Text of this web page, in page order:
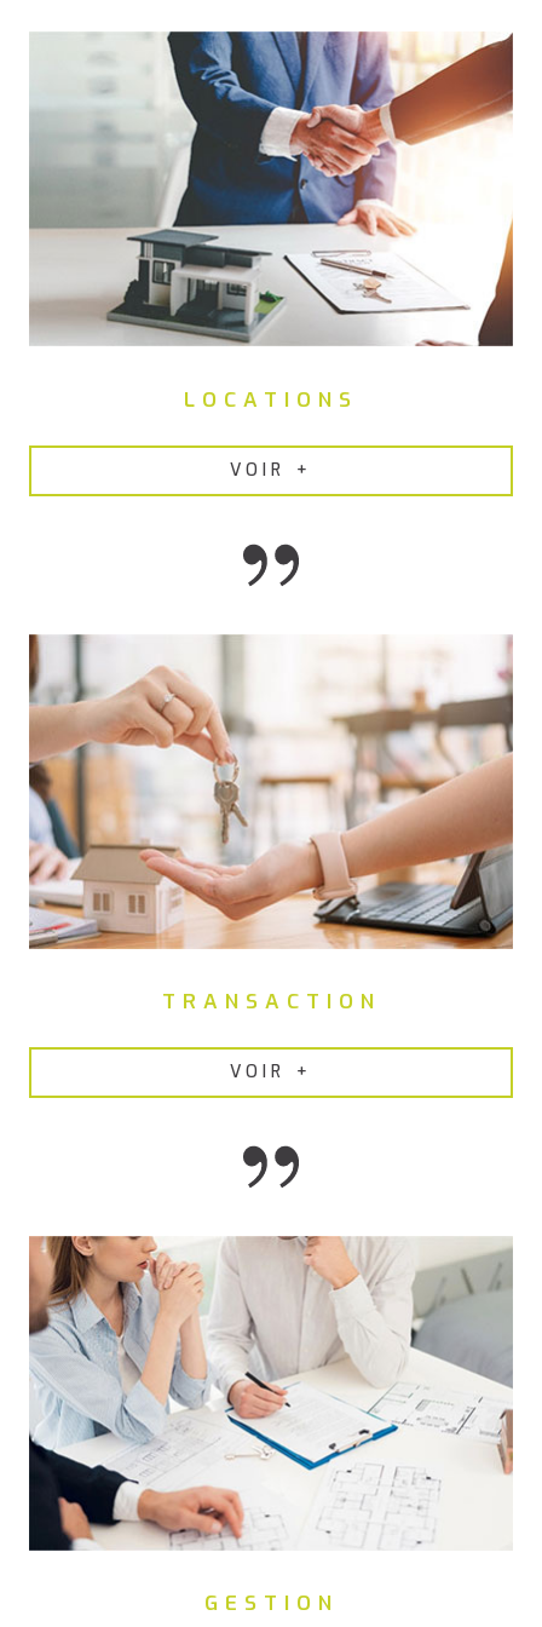
remise en état des appartements, nous proposons nos
services de
gestion locative efficace à Pont-Saint-Martin
LOCATIONS
VOIR +
TRANSACTION
VOIR +
GESTION